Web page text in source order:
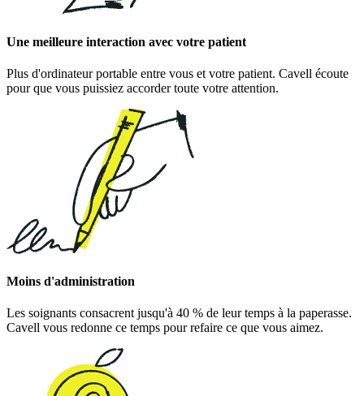
Une meilleure interaction avec votre patient
Plus d'ordinateur portable entre vous et votre patient. Cavell écoute
pour que vous puissiez accorder toute votre attention.
Moins d'administration
Les soignants consacrent jusqu'à 40 % de leur temps à la paperasse.
Cavell vous redonne ce temps pour refaire ce que vous aimez.